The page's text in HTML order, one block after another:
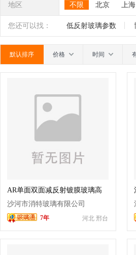
低反射玻璃 单向
璃 抗反射玻璃
地区 不限 北京 上海
南 广东 广西
您还可以找： 低反射玻璃参数
默认排序 价格 时间
AR单面双面减反射镀膜玻璃高
透玻璃
沙河市消特玻璃有限公司
河北 邢台
7年